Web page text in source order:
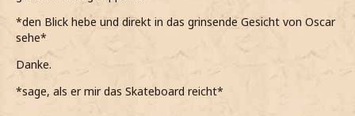
*den Blick hebe und direkt in das grinsende Gesicht von Oscar
sehe*
Danke.
*sage, als er mir das Skateboard reicht*